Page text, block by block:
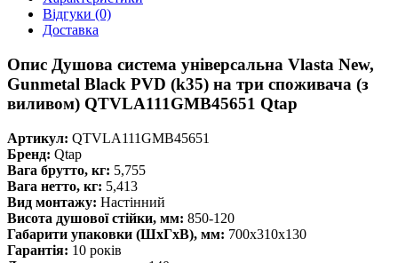
Відгуки (0)
Доставка
Опис Душова система універсальна Vlasta New,
Gunmetal Black PVD (k35) на три споживача (з
виливом) QTVLA111GMB45651 Qtap
Артикул: QTVLA111GMB45651
Бренд: Qtap
Вага брутто, кг: 5,755
Вага нетто, кг: 5,413
Вид монтажу: Настінний
Висота душової стійки, мм: 850-120
Габарити упаковки (ШхГхВ), мм: 700х310х130
Гарантія: 10 років